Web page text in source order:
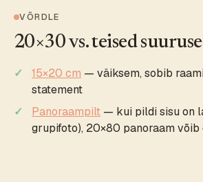
VÕRDLE
20×30 vs. teised
15×20 cm — väiksem, sobib
statement
Panoraampilt — kui pildi sisu on
grupifoto), 20×80 panoraam võib